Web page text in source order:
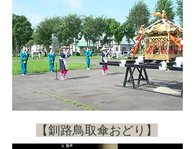
​【釧路鳥取傘おどり】